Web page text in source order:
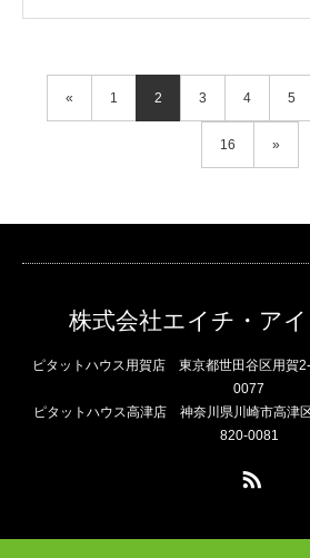
« 1 2 3 4 5
16 »
株式会社エイチ・ア
ピタットハウス用賀店 東京都世田谷区用
0077
ピタットハウス高津店 神奈川県川崎市高
820-0081